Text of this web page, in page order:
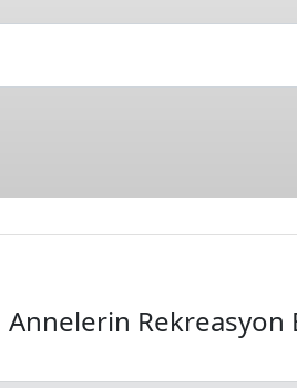
Annelerin